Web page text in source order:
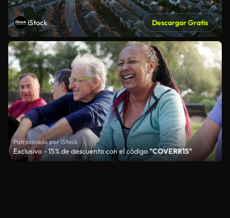
iStock Descargar Gratis
Patrocinado por iStock
Exclusivo - 15% de descuento con el código"COVERR15"